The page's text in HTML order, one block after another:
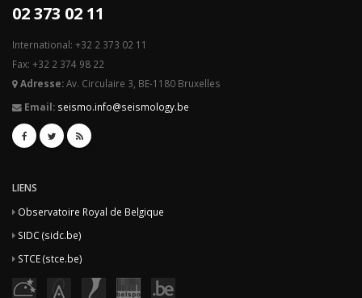
02 373 02 11
International: +32 2 373 02 11
Fax: +32 2 374 98 22
Adresse:Av. Circulaire 3, BE-1180 Bruxelles
Email: seismo.info@seismology.be
LIENS
Observatoire Royal de Belgique
SIDC (sidc.be)
STCE (stce.be)